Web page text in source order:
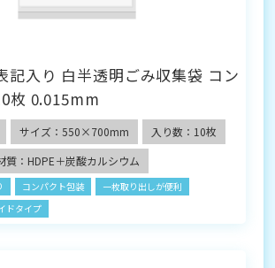
記入り 白半透明ごみ収集袋 コン
枚 0.015mm
サイズ：550×700mm
入り数：10枚
質：HDPE＋炭酸カルシウム
コンパクト包装
一枚取り出しが便利
ドタイプ